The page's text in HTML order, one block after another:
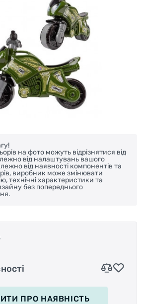
на фото можуть відрізнятися від
від налаштувань вашого
від наявності компонентів та
виробник може змінювати
технічні характеристики та
без попереднього
ПРО НАЯВНІСТЬ